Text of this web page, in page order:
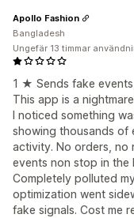
1 ★ Sends fake
This app is a
I noticed something
showing thousands of
activity. No orders, no
events non stop in the
Completely polluted
optimization went
fake signals. Cost me
Apollo Fashion
Bangladesh
Ungefär 13 timmar